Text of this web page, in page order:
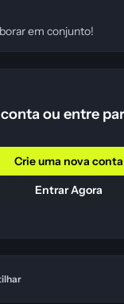
em conjunto!
ou entre
Crie uma nova conta
Entrar Agora